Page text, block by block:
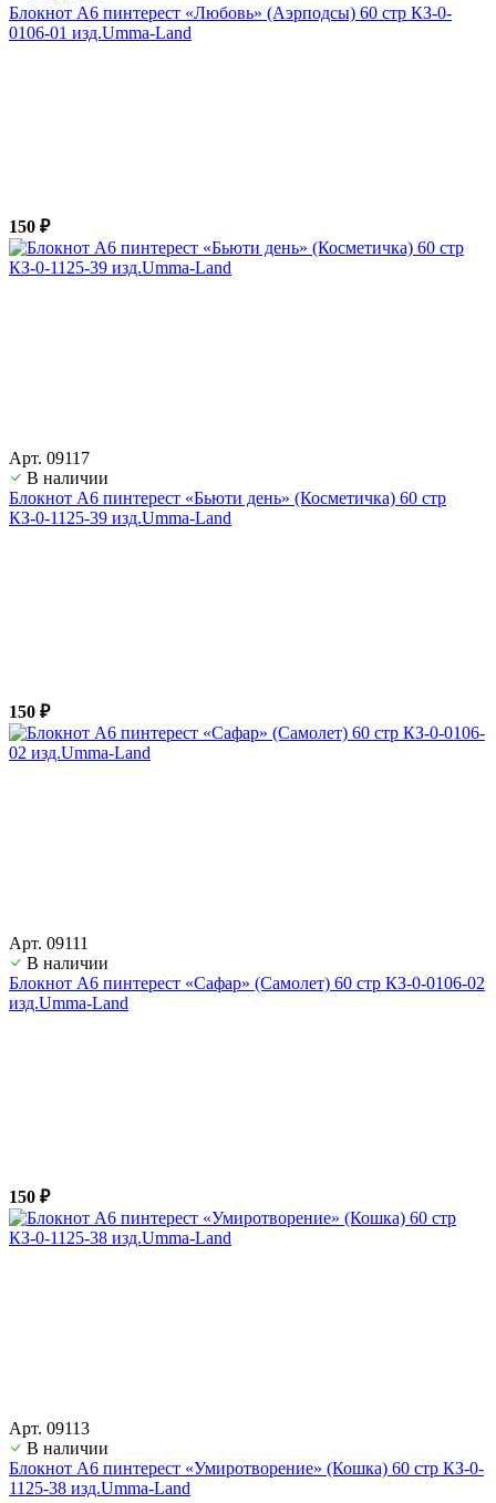
Блокнот А6 пинтерест «Любовь» (Аэрподсы) 60 стр КЗ-0-
0106-01 изд.Umma-Land
150 ₽
Арт. 09117
В наличии
Блокнот А6 пинтерест «Бьюти день» (Косметичка) 60 стр
КЗ-0-1125-39 изд.Umma-Land
150 ₽
Арт. 09111
В наличии
Блокнот А6 пинтерест «Сафар» (Самолет) 60 стр КЗ-0-0106-02
изд.Umma-Land
150 ₽
Арт. 09113
В наличии
Блокнот А6 пинтерест «Умиротворение» (Кошка) 60 стр КЗ-0-
1125-38 изд.Umma-Land